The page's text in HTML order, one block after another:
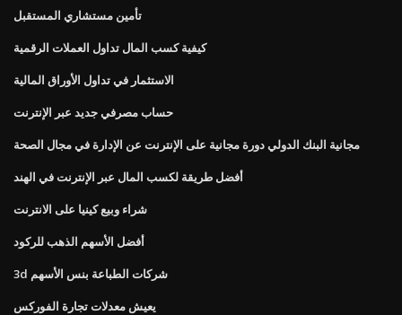
تأمين مستشاري المستقبل
كيفية كسب المال تداول العملات الرقمية
الاستثمار في تداول الأوراق المالية
حساب مصرفي جديد عبر الإنترنت
مجانية البنك الدولي دورة مجانية على الإنترنت عن الإدارة في مجال الصحة
أفضل طريقة لكسب المال عبر الإنترنت في الهند
شراء وبيع كينيا على الانترنت
أفضل الأسهم الذهب للركود
3d شركات الطباعة بنس الأسهم
يعيش معدلات تجارة الفوركس